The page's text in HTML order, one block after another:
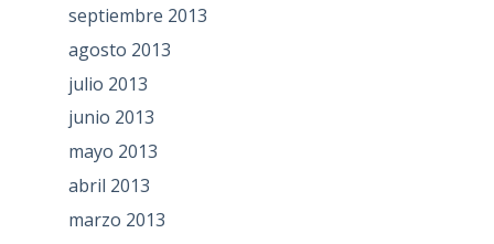
septiembre 2013
agosto 2013
julio 2013
junio 2013
mayo 2013
abril 2013
marzo 2013